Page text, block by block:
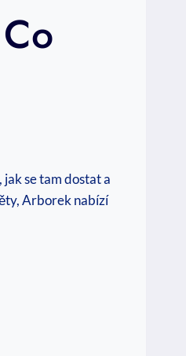
se tam dostat a
Arborek nabízí